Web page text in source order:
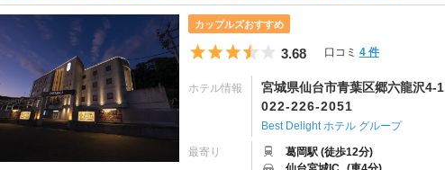
カップルズおすすめ
5つ星のうち3.5
3.68 口コミ 4 件
ホテル情報
宮城県仙台市青葉区郷六龍沢4-1
022-226-2051
Best Delight ホテル グループ
最寄り
葛岡駅 (徒歩12分)